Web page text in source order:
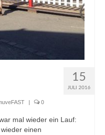
15
JULI 2016
0
mal wieder ein Lauf:
einen